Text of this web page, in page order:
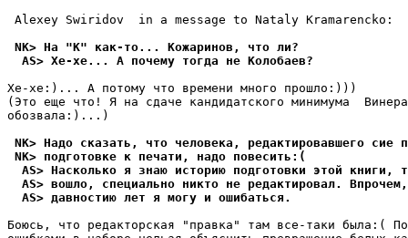
Alexey Swiridov  in a message to Nataly Kramarencko:
NK> На "К" как-то... Кожаринов, что ли?
  AS> Хе-хе... А почему тогда не Колобаев?
Хе-хе:)... А потомy что времени много пpошло:)))
(Это еще что! Я на сдаче кандидатского минимyма
обозвала:)...)
NK> Надо сказать, что человека, редактировавшего сие
NK> подготовке к печати, надо повесить:(
AS> Насколько я знаю историю подготовки этой книги,
AS> вошло, специально никто не pедактиpовал.
  AS> давностию лет я могу и ошибаться.
Боюсь, что pедактоpская "правка" там все-таки была:(